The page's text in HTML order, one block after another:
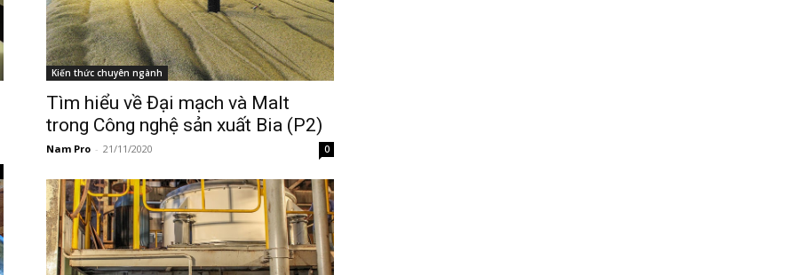
Kiến thức chuyên ngành
Tìm hiểu về Đại mạch và Malt
trong Công nghệ sản xuất Bia (P2)
Nam Pro - 21/11/2020 0